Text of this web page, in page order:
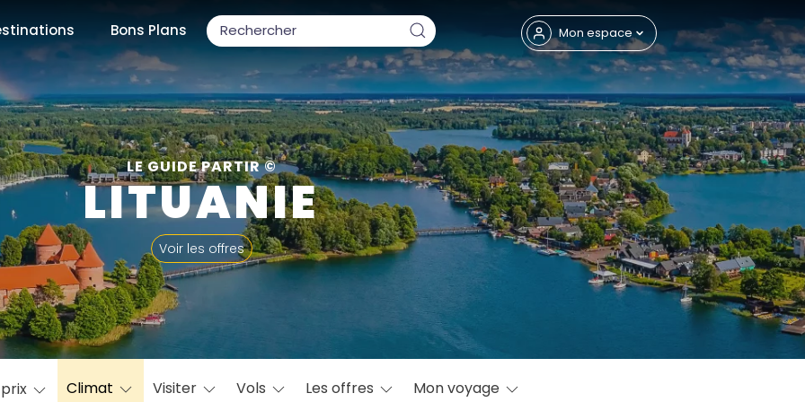
Bons Plans Mon espace
LE GUIDE PARTIR ©
LITUANIE
Voir les offres
Climat Visiter Vols Les offres Mon voyage
Fermer
populaires
mois
Février Mars Avril Mai Juin Juillet Août
Novembre Décembre